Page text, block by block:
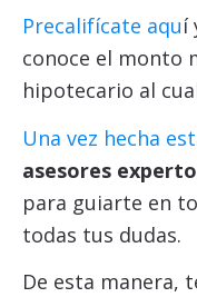
Precalifícate aquí
conoce el monto
hipotecario al
Una vez hecha
asesores
para guiarte en
todas tus dudas.
De esta manera,